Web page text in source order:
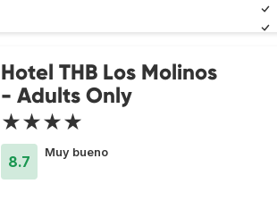
Hotel THB Los Molinos
- Adults Only
★★★★
8.7
Muy bueno